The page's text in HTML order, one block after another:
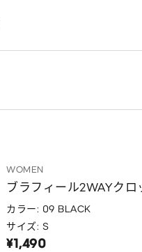
WOMEN
ブラフィール2WAYク
カラー: 09 BLACK
サイズ: S
¥1,490